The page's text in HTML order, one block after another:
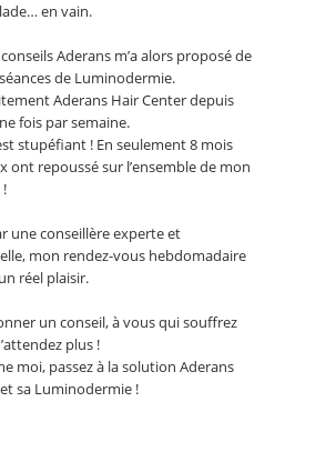
en vain.
Aderans m’a alors proposé de
de Luminodermie.
Aderans Hair Center depuis
fois par semaine.
stupéfiant ! En seulement 8 mois
ont repoussé sur l’ensemble de mon
une conseillère experte et
mon rendez-vous hebdomadaire
réel plaisir.
un conseil, à vous qui souffrez
plus !
moi, passez à la solution Aderans
sa Luminodermie !